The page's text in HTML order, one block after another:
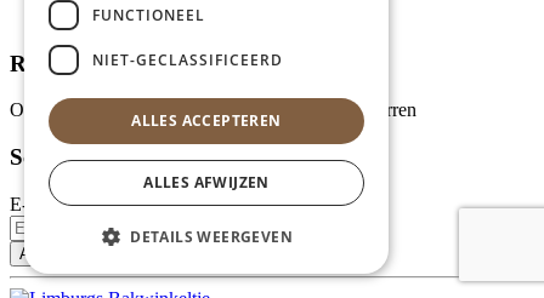
Recensies
Onze klanten waarderen ons met 4.9 van de 5 sterren
Schrijf je in voor onze nieuwsbrief
E-mailadres
FUNCTIONEEL
NIET-GECLASSIFICEERD
ALLES ACCEPTEREN
ALLES AFWIJZEN
DETAILS WEERGEVEN